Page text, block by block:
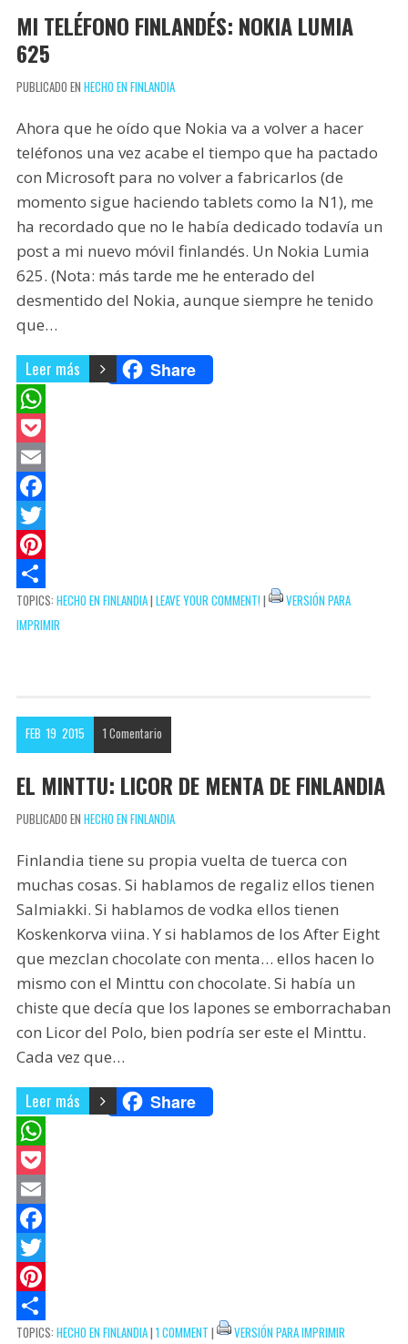
s
t
t
i
MI TELÉFONO FINLANDÉS: NOKIA LUMIA
625
PUBLICADO EN HECHO EN FINLANDIA
Ahora que he oído que Nokia va a volver a hacer
teléfonos una vez acabe el tiempo que ha pactado
con Microsoft para no volver a fabricarlos (de
momento sigue haciendo tablets como la N1), me
ha recordado que no le había dedicado todavía un
post a mi nuevo móvil finlandés. Un Nokia Lumia
625. (Nota: más tarde me he enterado del
desmentido del Nokia, aunque siempre he tenido
que…
Leer más Share
W
h
a
t
s
A
p
p
P
o
c
k
e
t
E
m
a
l
F
a
c
e
b
k
T
w
i
t
r
P
i
n
r
e
s
C
o
a
r
t
TOPICS: HECHO EN FINLANDIA| LEAVE YOUR COMMENT!|
VERSIÓN PARA
IMPRIMIR
FEB 19 2015 1 Comentario
EL MINTTU: LICOR DE MENTA DE FINLANDIA
PUBLICADO EN HECHO EN FINLANDIA
Finlandia tiene su propia vuelta de tuerca con
muchas cosas. Si hablamos de regaliz ellos tienen
Salmiakki. Si hablamos de vodka ellos tienen
Koskenkorva viina. Y si hablamos de los After Eight
que mezclan chocolate con menta… ellos hacen lo
mismo con el Minttu con chocolate. Si había un
chiste que decía que los lapones se emborrachaban
con Licor del Polo, bien podría ser este el Minttu.
Cada vez que…
Leer más Share
W
h
a
t
s
A
p
P
o
c
k
e
t
E
m
a
l
F
a
c
e
T
w
i
P
iC
TOPICS: HECHO EN FINLANDIA| 1 COMMENT | VERSIÓN PARA IMPRIMIR